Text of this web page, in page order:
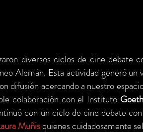
diversos ciclos de cine debate
Alemán. Esta actividad generó
difusión acercando a nuestro
colaboración con el Instituto
con un ciclo de cine debate
Muñisquienes cuidadosamente